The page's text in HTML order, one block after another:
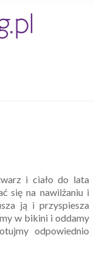
i ciało do lata
się na nawilżaniu i
ją i przyspiesza
w bikini i oddamy
odpowiednio